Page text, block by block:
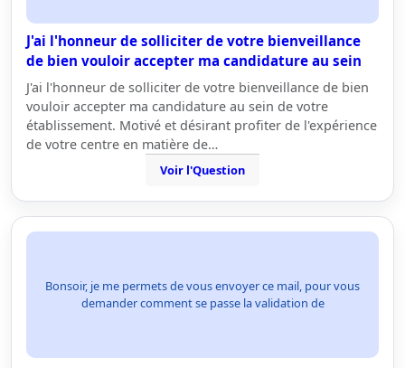
J'ai l'honneur de solliciter de votre bienveillance
de bien vouloir accepter ma candidature au sein
J'ai l'honneur de solliciter de votre bienveillance de bien
vouloir accepter ma candidature au sein de votre
établissement. Motivé et désirant profiter de l'expérience
de votre centre en matière de…
Voir l'Question
Bonsoir, je me permets de vous envoyer ce mail, pour vous
demander comment se passe la validation de